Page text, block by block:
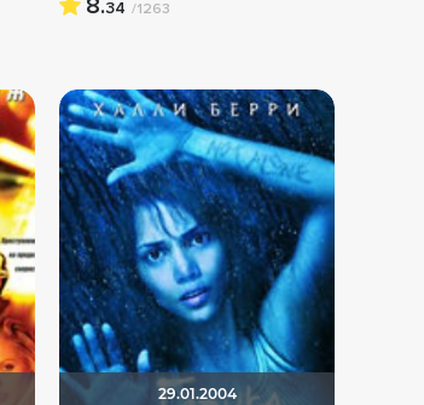
34 /1263
29.01.2004